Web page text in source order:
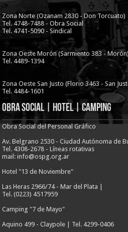
Zona Norte (Ozanam 2830 - Don Torcuato)
Tel. 4748-7488 - Obra Social
Tel. 4741-5090 - Sindical
Zona Oeste Morón (Sarmiento 383 - Morón)
Tel. 4489-1394
Zona Oeste San Justo (Florio 3463 - San
Tel. 4484-1601
Obra Social | Hotel | Camping
Obra Social del Personal Gráfico
Av. Belgrano 2530 - Ciudad Autónoma de
Tel. 4308-2678 - Líneas rotativas
mail: info@ospg.org.ar
Hotel "13 de Noviembre"
Las Heras 2966/74 - Mar del Plata |
Tel. (0223) 4517959
Camping "7 de Mayo"
Aquino 499 - Claypole | Tel. 4299-0406